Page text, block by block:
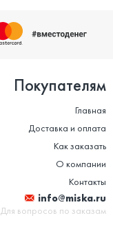
Покупателям
Главная
Доставка и оплата
Как заказать
О компании
Контакты
info@miska.ru
Для вопросов по заказам